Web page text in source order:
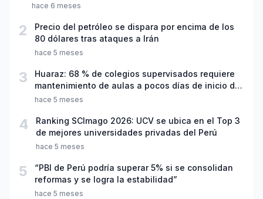
hace 6 meses
2
Precio del petróleo se dispara por encima de los
80 dólares tras ataques a Irán
hace 5 meses
3
Huaraz: 68 % de colegios supervisados requiere
mantenimiento de aulas a pocos días de inicio del
año escolar 2026
hace 5 meses
4
Ranking SCImago 2026: UCV se ubica en el Top 3
de mejores universidades privadas del Perú
hace 5 meses
5
“PBI de Perú podría superar 5% si se consolidan
reformas y se logra la estabilidad”
hace 5 meses